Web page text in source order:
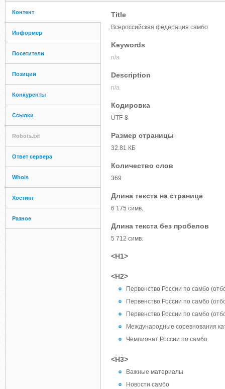
Контент
Информер
Посетители
Позиции
Конкуренты
Ссылки
Robots.txt
Ответ сервера
Whois
Хостинг
Разное
Title
Всероссийская федерация самбо
Keywords
n/a
Description
n/a
Кодировка
UTF-8
Размер страницы
32.81 КБ
Количество слов
369
Длина текста на странице
6 175 симв.
Длина текста без пробелов
5 712 симв.
<H1>
<H2>
Первенство России по самбо
Первенство России по самбо
Первенство России по самбо
Международные соревнования
Чемпионат России по самбо
<H3>
Важные материалы
Новости самбо